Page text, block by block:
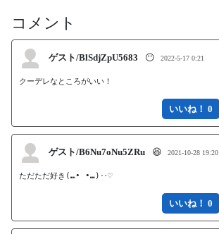
コメント
ゲスト/BlSdjZpU5683 😶 2022-5-17 0:21
クーデレなところがいい！
いいね！ 0
ゲスト/B6Nu7oNu5ZRu 😆 2021-10-28 19:20
ただただ好き(⑉• •⑉)‥♡
いいね！ 0